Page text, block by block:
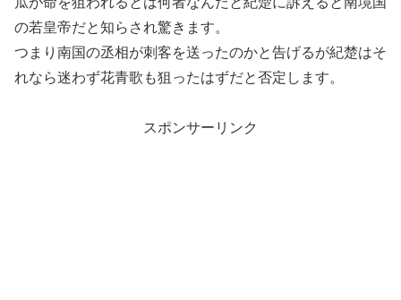
の若皇帝だと知らされ驚きます。
つまり南国の丞相が刺客を送ったのかと告げるが紀楚はそ
れなら迷わず花青歌も狙ったはずだと否定します。
スポンサーリンク